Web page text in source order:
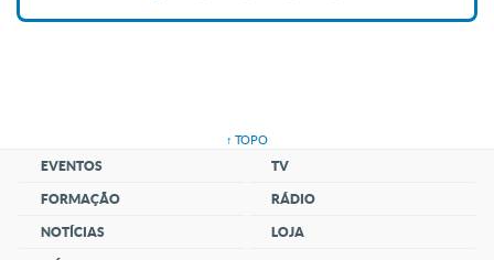
↑ TOPO
EVENTOS
FORMAÇÃO
NOTÍCIAS
TV
RÁDIO
LOJA